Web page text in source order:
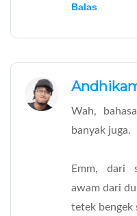
Balas
Wah,
banyak juga.
Emm, dari
awam dari
tetek bengek